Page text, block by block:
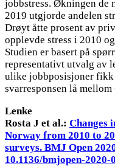
jobbstress. Økningen de
2019 utgjorde andelen
Drøyt åtte prosent av
opplevde stress i 2010
Studien er basert på
representativt utvalg av
ulike jobbposisjoner fikk
svarresponsen lå
Lenke
Rosta J et al.: Changes
Norway from 2010 to
surveys. BMJ Open
10.1136/bmjopen-2020-